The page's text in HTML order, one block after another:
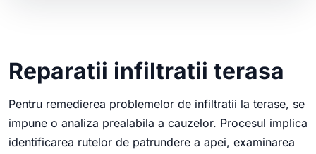
Reparatii infiltratii terasa
Pentru remedierea problemelor de infiltratii la terase, se
impune o analiza prealabila a cauzelor. Procesul implica
identificarea rutelor de patrundere a apei, examinarea